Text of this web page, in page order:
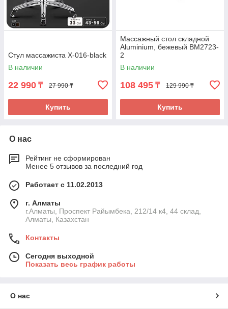
Стул массажиста X-016-black
В наличии
22 990 ₸ 27 990 ₸
Купить
Массажный стол складной
Aluminium, бежевый BM2723-
2
В наличии
108 495 ₸ 129 990 ₸
Купить
О нас
Рейтинг не сформирован
Менее 5 отзывов за последний год
Работает с 11.02.2013
г. Алматы
г.Алматы, Проспект Райымбека, 212/14 к4, 44 склад,
Алматы, Казахстан
Контакты
Сегодня выходной
Показать весь график работы
О нас